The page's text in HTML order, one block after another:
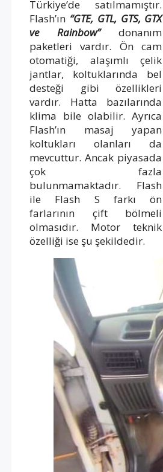
Türkiye’de satılmamıştır.
Flash’ın “GTE, GTL, GTS, GTX
ve Rainbow”donanım
paketleri vardır. Ön cam
otomatiği, alaşımlı çelik
jantlar, koltuklarında bel
desteği gibi özellikleri
vardır. Hatta bazılarında
klima bile olabilir. Ayrıca
Flash’ın masaj yapan
koltukları olanları da
mevcuttur. Ancak piyasada
çok fazla
bulunmamaktadır. Flash
ile Flash S farkı ön
farlarının çift bölmeli
olmasıdır. Motor teknik
özelliği ise şu şekildedir.